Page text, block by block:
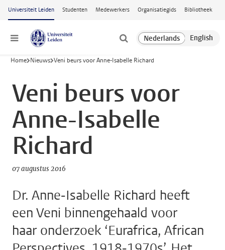
Ga naar hoofdinhoud
Universiteit Leiden Studenten Medewerkers Organisatiegids Bibliotheek
Menu
Home Nieuws Veni beurs voor Anne-Isabelle Richard
Veni beurs voor
Anne-Isabelle
Richard
07 augustus 2016
Dr. Anne-Isabelle Richard heeft
een Veni binnengehaald voor
haar onderzoek ‘Eurafrica, African